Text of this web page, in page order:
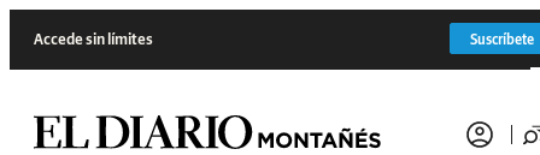
Accede sin límites Suscríbete